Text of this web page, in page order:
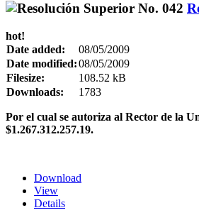
hot!
Date added:
08/05/2009
Date modified:08/05/2009
Filesize:
108.52 kB
Downloads:
1783
Por el cual se autoriza al Rector de la
$1.267.312.257.19.
Download
View
Details